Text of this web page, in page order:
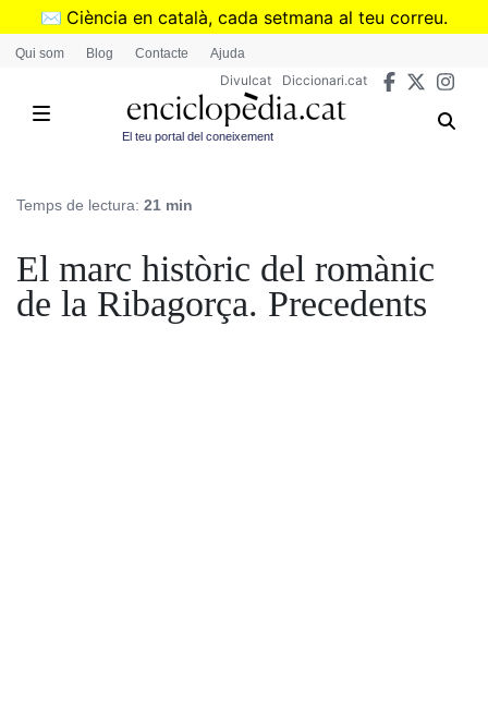
Vés
✉️ Ciència en català, cada setmana al teu correu.
➜Subscriu-te al butlletí de Divulcat
Qui som Blog Contacte Ajuda
Divulcat Diccionari.cat
El teu portal del coneixement
Temps de lectura: 21 min
El marc històric del romànic
de la Ribagorça. Precedents